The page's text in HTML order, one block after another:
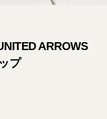
ARROWS
プ